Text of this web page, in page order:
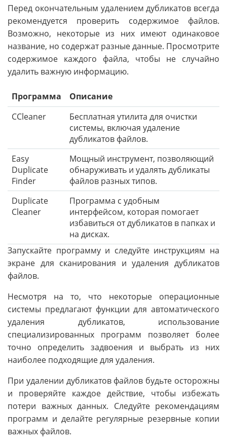
Перед окончательным удалением дубликатов всегда
рекомендуется проверить содержимое файлов.
Возможно, некоторые из них имеют одинаковое
название, но содержат разные данные. Просмотрите
содержимое каждого файла, чтобы не случайно
удалить важную информацию.
Программа
Описание
CCleaner
Бесплатная утилита для очистки
системы, включая удаление
дубликатов файлов.
Easy
Duplicate
Finder
Мощный инструмент, позволяющий
обнаруживать и удалять дубликаты
файлов разных типов.
Duplicate
Cleaner
Программа с удобным
интерфейсом, которая помогает
избавиться от дубликатов в папках и
на дисках.
Запускайте программу и следуйте инструкциям на
экране для сканирования и удаления дубликатов
файлов.
Несмотря на то, что некоторые операционные
системы предлагают функции для автоматического
удаления дубликатов, использование
специализированных программ позволяет более
точно определить задвоения и выбрать из них
наиболее подходящие для удаления.
При удалении дубликатов файлов будьте осторожны
и проверяйте каждое действие, чтобы избежать
потери важных данных. Следуйте рекомендациям
программ и делайте регулярные резервные копии
важных файлов.